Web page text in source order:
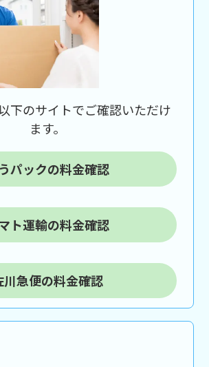
下のサイトでご確認いただけ
ます。
パックの料金確認
ト運輸の料金確認
川急便の料金確認